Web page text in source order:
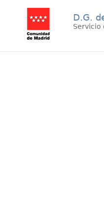
D.G.
Servicio